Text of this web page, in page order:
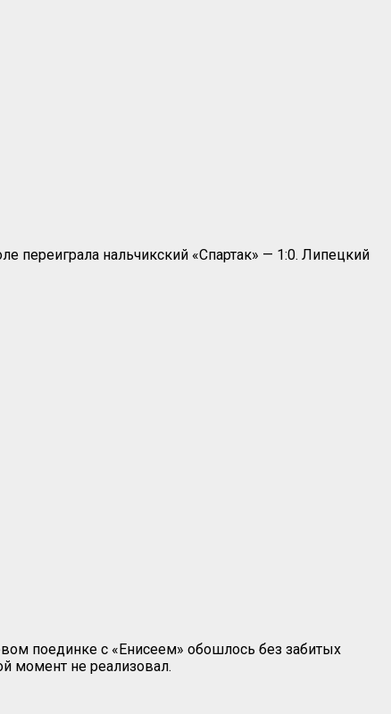
нальчикский «Спартак» — 1:0. Липецкий
поединке с «Енисеем» обошлось без забитых
момент не реализовал.